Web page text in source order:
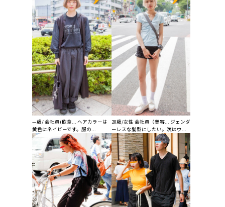
—歳/ 会社員(飲食... ヘアカラーは
黄色にネイビーです。服の...
20歳/女性 会社員（美容... ジェンダ
ーレスな髪型にしたい。次はウ...